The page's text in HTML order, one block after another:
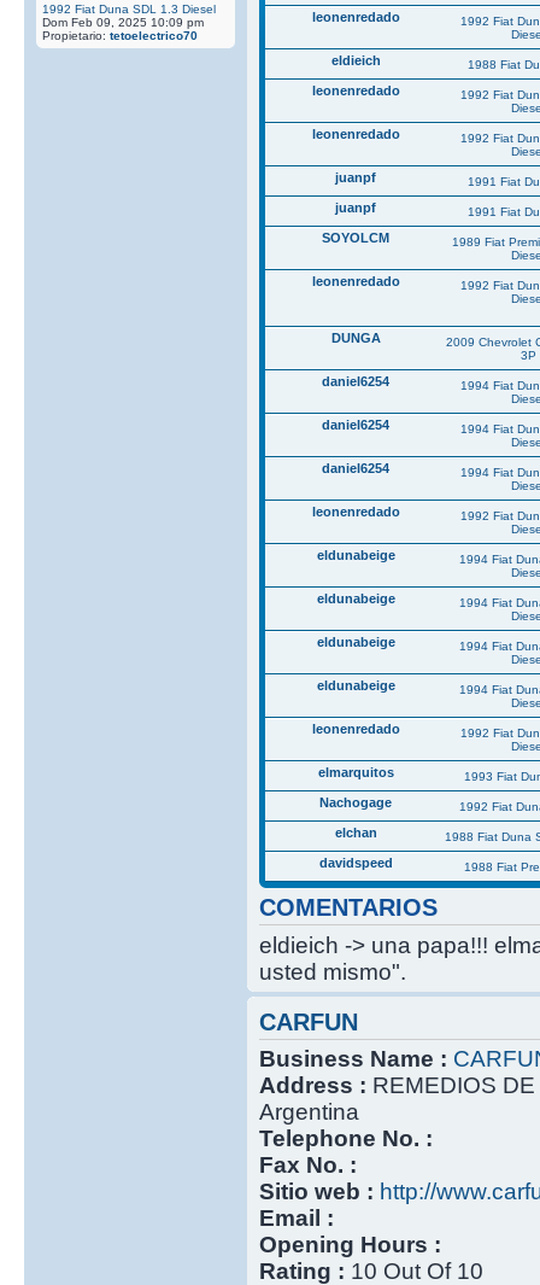
1992 Fiat Duna SDL 1.3 Diesel
Dom Feb 09, 2025 10:09 pm
Propietario: tetoelectrico70
leonenredado
1992 Fiat
eldieich 1988 Fiat
leonenredado
1992 Fiat
leonenredado
1992 Fiat
juanpf 1991 Fiat
juanpf 1991 Fiat
SOYOLCM
1989 Fiat
leonenredado
1992 Fiat
DUNGA
2009 Chevrolet
3P
daniel6254
1994 Fiat
daniel6254
1994 Fiat
daniel6254
1994 Fiat
leonenredado
1992 Fiat
eldunabeige
1994 Fiat
eldunabeige
1994 Fiat
eldunabeige
1994 Fiat
eldunabeige
1994 Fiat
leonenredado
1992 Fiat
elmarquitos 1993 Fiat
Nachogage 1992 Fiat
elchan 1988 Fiat Duna
davidspeed 1988 Fiat
COMENTARIOS
eldieich -> una papa!!!
usted mismo".
CARFUN
Business Name :
Address : REMEDIOS
Argentina
Telephone No. :
Fax No. :
Sitio web : http://
Email :
Opening Hours :
Rating : 10 Out Of 10